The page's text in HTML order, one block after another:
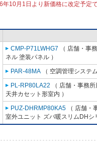
10月1日より新価格に改定予定
CMP-P71LWHG7 （ 店舗・事
ネル 塗装パネル ）
PAR-48MA （ 空調管理システ
PL-RP80LA22 （ 店舗・事務
天井カセット形室内 ）
PUZ-DHRMP80KA5 （ 店舗・
室外ユニット ズバ暖スリムDHシ